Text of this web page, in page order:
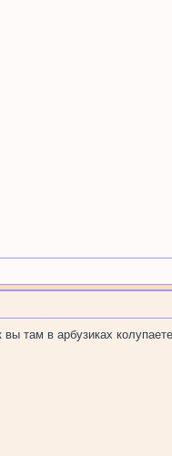
там в арбузиках